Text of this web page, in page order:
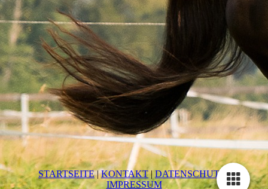
STARTSEITE|KONTAKT| DATEN­SCHUTZ
|
IMPRESSUM